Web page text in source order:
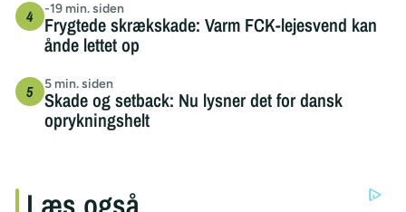
-19 min. siden
Frygtede skrækskade: Varm FCK-lejesvend kan
ånde lettet op
5 min. siden
Skade og setback: Nu lysner det for dansk
oprykningshelt